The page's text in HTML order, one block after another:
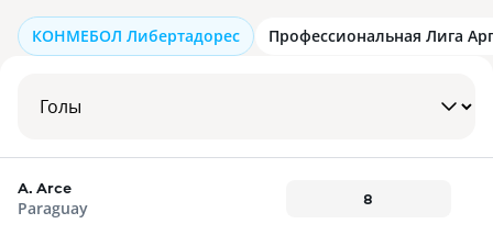
КОНМЕБОЛ Либертадорес Профессиональная Лига
A. Arce
Paraguay
8